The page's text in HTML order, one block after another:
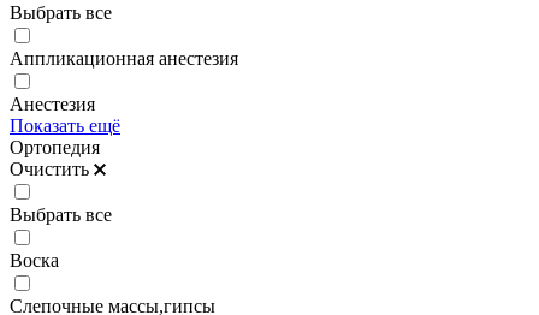
Выбрать все
Аппликационная анестезия
Анестезия
Показать ещё
Ортопедия
Очистить
Выбрать все
Воска
Слепочные массы,гипсы